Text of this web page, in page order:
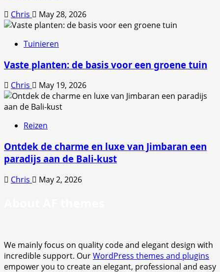
Chris May 28, 2026
Tuinieren
Vaste planten: de basis voor een groene tuin
Chris May 19, 2026
Reizen
Ontdek de charme en luxe van Jimbaran een
paradijs aan de Bali-kust
Chris May 2, 2026
We mainly focus on quality code and elegant design with
incredible support. OurWordPress themes and plugins
empower you to create an elegant, professional and easy